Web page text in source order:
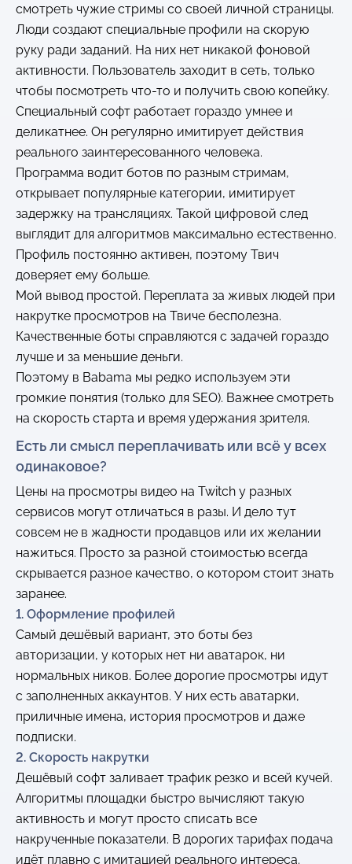
смотреть чужие стримы со своей личной страницы.
Люди создают специальные профили на скорую
руку ради заданий. На них нет никакой фоновой
активности. Пользователь заходит в сеть, только
чтобы посмотреть что-то и получить свою копейку.
Специальный софт работает гораздо умнее и
деликатнее. Он регулярно имитирует действия
реального заинтересованного человека.
Программа водит ботов по разным стримам,
открывает популярные категории, имитирует
задержку на трансляциях. Такой цифровой след
выглядит для алгоритмов максимально естественно.
Профиль постоянно активен, поэтому Твич
доверяет ему больше.
Мой вывод простой. Переплата за живых людей при
накрутке просмотров на Твиче бесполезна.
Качественные боты справляются с задачей гораздо
лучше и за меньшие деньги.
Поэтому в Babama мы редко используем эти
громкие понятия (только для SEO). Важнее смотреть
на скорость старта и время удержания зрителя.
Есть ли смысл переплачивать или всё у всех
одинаковое?
Цены на просмотры видео на Twitch у разных
сервисов могут отличаться в разы. И дело тут
совсем не в жадности продавцов или их желании
нажиться. Просто за разной стоимостью всегда
скрывается разное качество, о котором стоит знать
заранее.
1. Оформление профилей
Самый дешёвый вариант, это боты без
авторизации, у которых нет ни аватарок, ни
нормальных ников. Более дорогие просмотры идут
с заполненных аккаунтов. У них есть аватарки,
приличные имена, история просмотров и даже
подписки.
2. Скорость накрутки
Дешёвый софт заливает трафик резко и всей кучей.
Алгоритмы площадки быстро вычисляют такую
активность и могут просто списать все
накрученные показатели. В дорогих тарифах подача
идёт плавно с имитацией реального интереса.